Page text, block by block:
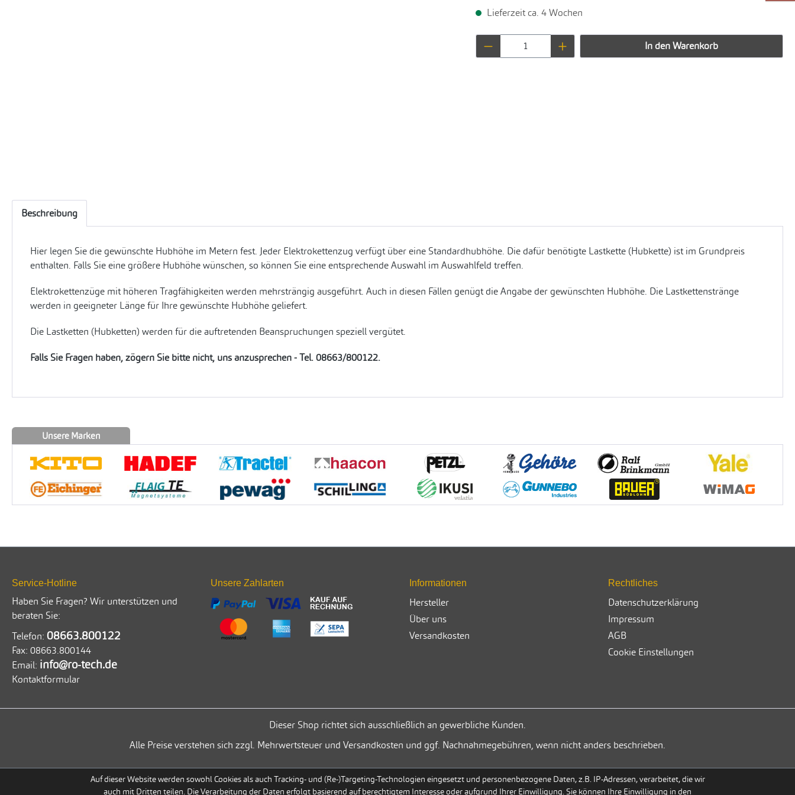
Lieferzeit ca. 4 Wochen
Produkt Anzahl: Gib den gewünschten Wert ein
In den Warenkorb
Beschreibung
Hier legen Sie die gewünschte Hubhöhe im Metern fest. Jeder Elektrokettenzug verfügt über eine Standardhubhöhe. Die dafür benötigte Lastkette (Hubkette) ist im Grundpreis
enthalten. Falls Sie eine größere Hubhöhe wünschen, so können Sie eine entsprechende Auswahl im Auswahlfeld treffen.
Elektrokettenzüge mit höheren Tragfähigkeiten werden mehrsträngig ausgeführt. Auch in diesen Fällen genügt die Angabe der gewünschten Hubhöhe. Die Lastkettenstränge
werden in geeigneter Länge für Ihre gewünschte Hubhöhe geliefert.
Die Lastketten (Hubketten) werden für die auftretenden Beanspruchungen speziell vergütet.
Falls Sie Fragen haben, zögern Sie bitte nicht, uns anzusprechen - Tel. 08663/800122.
Unsere Marken
Service-Hotline
Haben Sie Fragen? Wir unterstützen und
beraten Sie:
Telefon: 08663.800122
Fax: 08663.800144
Email: info@ro-tech.de
Kontaktformular
Unsere Zahlarten Informationen
Hersteller
Über uns
Versandkosten
Rechtliches
Datenschutzerklärung
Impressum
AGB
Cookie Einstellungen
Dieser Shop richtet sich ausschließlich an gewerbliche Kunden.
Alle Preise verstehen sich zzgl. Mehrwertsteuer und Versandkosten und ggf. Nachnahmegebühren, wenn nicht anders beschrieben.
Auf dieser Website werden sowohl Cookies als auch Tracking- und (Re-)Targeting-Technologien eingesetzt und personenbezogene Daten, z.B. IP-Adressen, verarbeitet, die wir
auch mit Dritten teilen. Die Verarbeitung der Daten erfolgt basierend auf berechtigtem Interesse oder aufgrund Ihrer Einwilligung. Sie können Ihre Einwilligung in den